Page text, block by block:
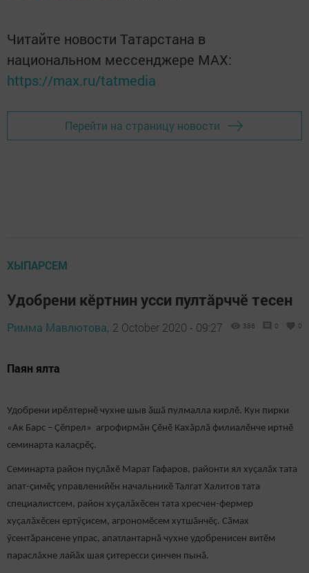
Читайте новости Татарстана в
национальном мессенджере MАХ:
https://max.ru/tatmedia
Перейти на страницу новости
ХЫПАРСЕМ
Удобрени кӗртнин усси пултăрччӗ тесен
Римма Мавлютова, 2 October 2020 - 09:27 386 0 0
Паян ялта
Удобрени ирӗлтернӗ чухне шыв ӑшӑ пулмалла кирлӗ. Кун пирки
«Ак Барс – Ҫӗпрел» агрофирмăн Çӗнӗ Кахăрлă филиалӗнче иртнӗ
семинарта калаҫрӗç.
Семинарта район пуҫлӑхӗ Марат Гафаров, районти ял хуҫалӑх тата
апат-ҫимӗҫ управленийӗн начальникӗ Талгат Халитов тата
специалистсем, район хуçалăхӗсен тата хресчен-фермер
хуçалăхӗсен ертӳҫисем, агрономӗсем хутшӑнчӗҫ. Сӑмах
ӳсентӑрансене упрас, апатлантарнă чухне удобренисен витӗм
параслăхне лайӑх шая ҫитересси ҫинчен пынӑ.